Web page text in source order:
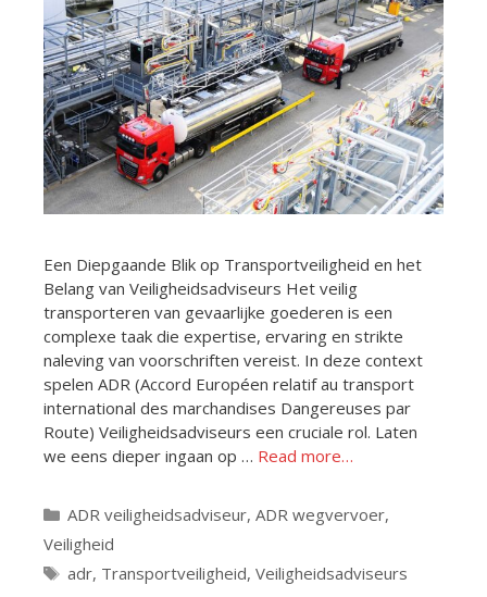
Een Diepgaande Blik op Transportveiligheid en het
Belang van Veiligheidsadviseurs Het veilig
transporteren van gevaarlijke goederen is een
complexe taak die expertise, ervaring en strikte
naleving van voorschriften vereist. In deze context
spelen ADR (Accord Européen relatif au transport
international des marchandises Dangereuses par
Route) Veiligheidsadviseurs een cruciale rol. Laten
we eens dieper ingaan op … Read more…
Categorieën
ADR veiligheidsadviseur, ADR wegvervoer,
Veiligheid
Tags
adr, Transportveiligheid, Veiligheidsadviseurs